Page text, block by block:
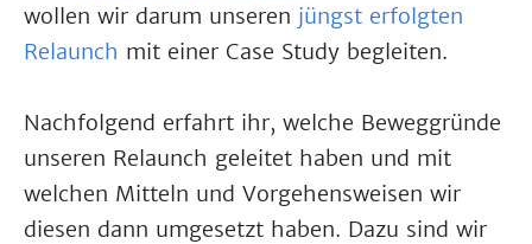
wollen wir darum unseren jüngst erfolgten
Relaunch mit einer Case Study begleiten.
Nachfolgend erfahrt ihr, welche Beweggründe
unseren Relaunch geleitet haben und mit
welchen Mitteln und Vorgehensweisen wir
diesen dann umgesetzt haben. Dazu sind wir